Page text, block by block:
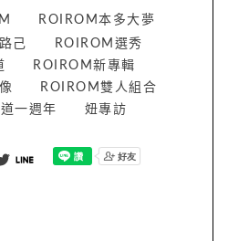
ROIROM本多大夢
己
ROIROM選秀
ROIROM新專輯
ROIROM雙人組合
一週年
妞專訪